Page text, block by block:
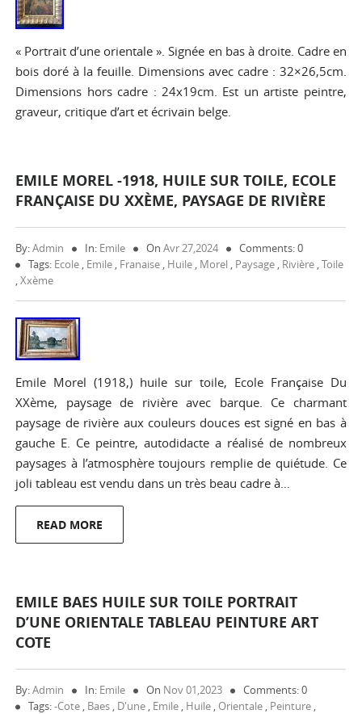
« Portrait d’une orientale ». Signée en bas à droite. Cadre en
bois doré à la feuille. Dimensions avec cadre : 32×26,5cm.
Dimensions hors cadre : 24x19cm. Est un artiste peintre,
graveur, critique d’art et écrivain belge.
EMILE MOREL -1918, HUILE SUR TOILE, ECOLE
FRANÇAISE DU XXÈME, PAYSAGE DE RIVIÈRE
By:Admin In: Emile OnAvr 27,2024
Comments: 0
Tags: Ecole , Emile , Franaise , Huile , Morel , Paysage , Rivière ,Toile
,Xxème
Emile Morel (1918,) huile sur toile, Ecole Française Du
XXème, paysage de rivière avec barque. Ce charmant
paysage de rivière aux couleurs douces est signé en bas à
gauche E. Ce peintre, autodidacte a réalisé de nombreux
paysages à l’atmosphère toujours remplie de quiétude. Ce
joli tableau est vendu dans un très beau cadre à…
READ MORE
EMILE BAES HUILE SUR TOILE PORTRAIT
D’UNE ORIENTALE TABLEAU PEINTURE ART
COTE
By:Admin In: Emile On Nov 01,2023
Comments: 0
Tags:-cote , Baes , D'une , Emile , Huile , Orientale , Peinture ,